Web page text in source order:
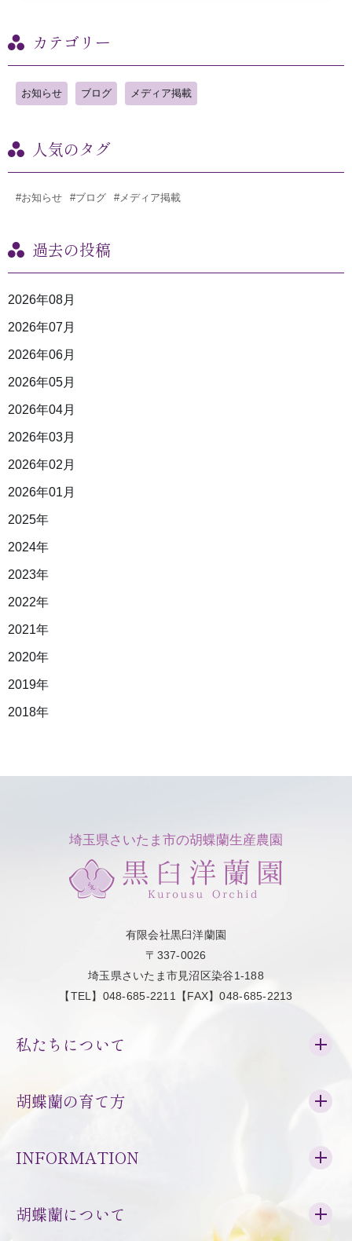
カテゴリー
お知らせ ブログ メディア掲載
人気のタグ
#お知らせ #ブログ #メディア掲載
過去の投稿
2026年08月
2026年07月
2026年06月
2026年05月
2026年04月
2026年03月
2026年02月
2026年01月
2025年
2024年
2023年
2022年
2021年
2020年
2019年
2018年
埼玉県さいたま市の胡蝶蘭生産農園
有限会社黒臼洋蘭園
〒337-0026
埼玉県さいたま市見沼区染谷1-188
【TEL】048-685-2211【FAX】048-685-2213
私たちについて
胡蝶蘭の育て方
INFORMATION
胡蝶蘭について